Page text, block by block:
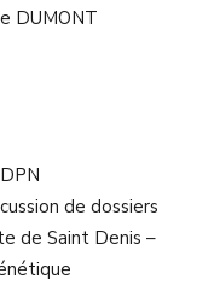
DUMONT
de dossiers
de Saint Denis –